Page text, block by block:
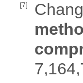
[7]